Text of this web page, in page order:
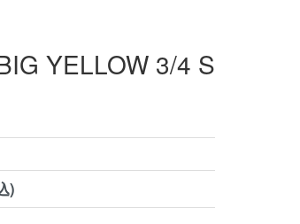
YELLOW 3/4 S
)